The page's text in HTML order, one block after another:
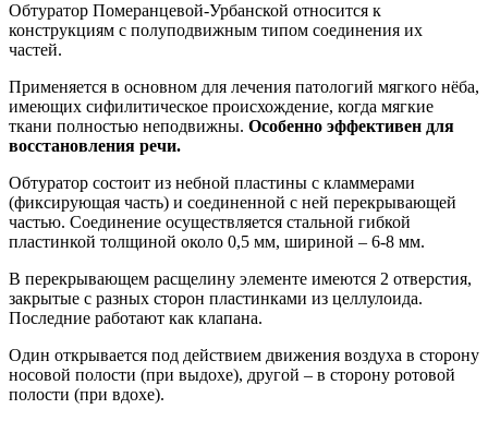
Обтуратор Померанцевой-Урбанской относится к
конструкциям с полуподвижным типом соединения их
частей.
Применяется в основном для лечения патологий мягкого нёба,
имеющих сифилитическое происхождение, когда мягкие
ткани полностью неподвижны. Особенно эффективен для
восстановления речи.
Обтуратор состоит из небной пластины с кламмерами
(фиксирующая часть) и соединенной с ней перекрывающей
частью. Соединение осуществляется стальной гибкой
пластинкой толщиной около 0,5 мм, шириной – 6-8 мм.
В перекрывающем расщелину элементе имеются 2 отверстия,
закрытые с разных сторон пластинками из целлулоида.
Последние работают как клапана.
Один открывается под действием движения воздуха в сторону
носовой полости (при выдохе), другой – в сторону ротовой
полости (при вдохе).